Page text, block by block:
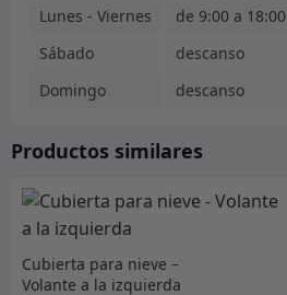
Lunes - Viernes
de 9:00 a 18:00
Sábado
descanso
Domingo
descanso
Productos similares
Cubierta para nieve –
Volante a la izquierda